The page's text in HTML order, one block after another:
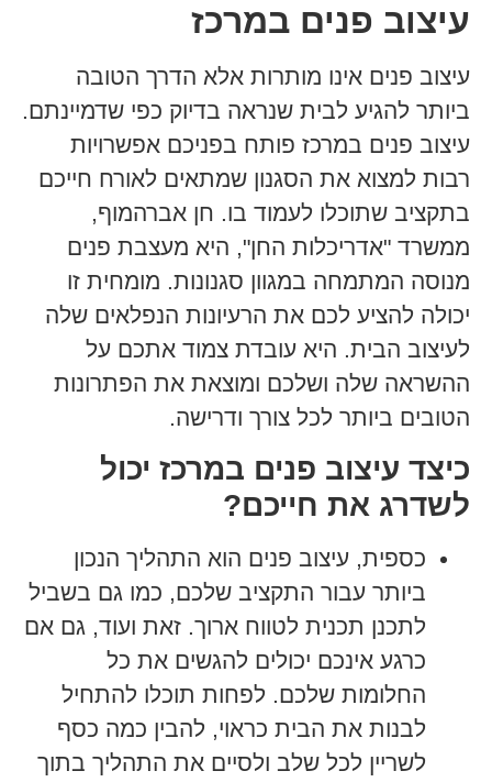
עיצוב פנים במרכז
עיצוב פנים אינו מותרות אלא הדרך הטובה
ביותר להגיע לבית שנראה בדיוק כפי שדמיינתם.
עיצוב פנים במרכז פותח בפניכם אפשרויות
רבות למצוא את הסגנון שמתאים לאורח חייכם
בתקציב שתוכלו לעמוד בו. חן אברהמוף,
ממשרד "אדריכלות החן", היא מעצבת פנים
מנוסה המתמחה במגוון סגנונות. מומחית זו
יכולה להציע לכם את הרעיונות הנפלאים שלה
לעיצוב הבית. היא עובדת צמוד אתכם על
ההשראה שלה ושלכם ומוצאת את הפתרונות
הטובים ביותר לכל צורך ודרישה.
כיצד עיצוב פנים במרכז יכול
לשדרג את חייכם?
כספית, עיצוב פנים הוא התהליך הנכון
ביותר עבור התקציב שלכם, כמו גם בשביל
לתכנן תכנית לטווח ארוך. זאת ועוד, גם אם
כרגע אינכם יכולים להגשים את כל
החלומות שלכם. לפחות תוכלו להתחיל
לבנות את הבית כראוי, להבין כמה כסף
לשריין לכל שלב ולסיים את התהליך בתוך